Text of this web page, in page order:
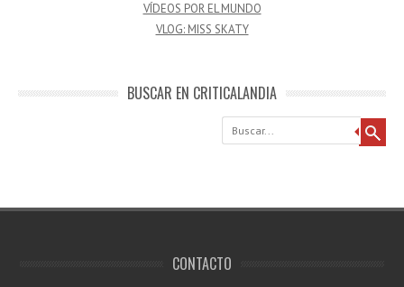
VÍDEOS POR EL MUNDO
VLOG: MISS SKATY
BUSCAR EN CRITICALANDIA
Buscar
CONTACTO